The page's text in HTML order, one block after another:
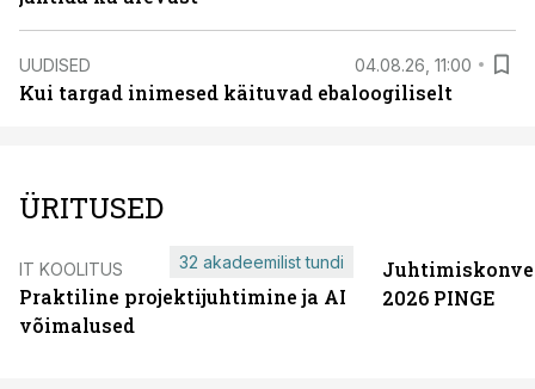
UUDISED 04.08.26, 11:00
Kui targad inimesed käituvad ebaloogiliselt
ÜRITUSED
IT KOOLITUS
Praktiline projektijuhtimine ja AI
võimalused
32 akadeemilist tundi
2026 PINGE